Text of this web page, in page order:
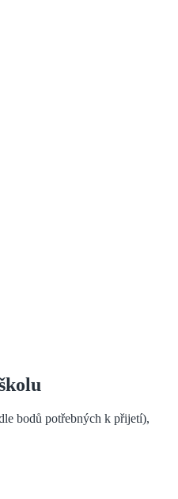
bodů potřebných k přijetí),